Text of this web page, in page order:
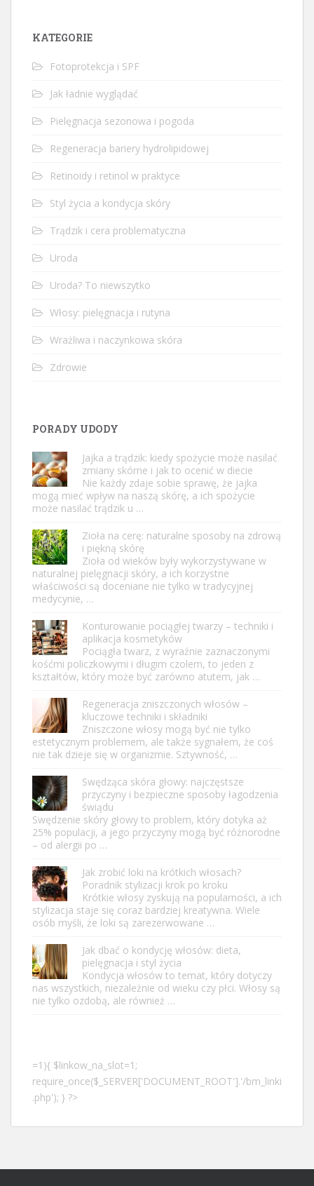
KATEGORIE
Fotoprotekcja i SPF
Jak ładnie wyglądać
Pielęgnacja sezonowa i pogoda
Regeneracja bariery hydrolipidowej
Retinoidy i retinol w praktyce
Styl życia a kondycja skóry
Trądzik i cera problematyczna
Uroda
Uroda? To niewszytko
Włosy: pielęgnacja i rutyna
Wrażliwa i naczynkowa skóra
Zdrowie
PORADY UDODY
Jajka a trądzik: kiedy spożycie może nasilać
zmiany skórne i jak to ocenić w diecie
Nie każdy zdaje sobie sprawę, że jajka
mogą mieć wpływ na naszą skórę, a ich spożycie
może nasilać trądzik u …
Zioła na cerę: naturalne sposoby na zdrową
i piękną skórę
Zioła od wieków były wykorzystywane w
naturalnej pielęgnacji skóry, a ich korzystne
właściwości są doceniane nie tylko w tradycyjnej
medycynie, …
Konturowanie pociągłej twarzy – techniki i
aplikacja kosmetyków
Pociągła twarz, z wyraźnie zaznaczonymi
kośćmi policzkowymi i długim czolem, to jeden z
kształtów, który może być zarówno atutem, jak …
Regeneracja zniszczonych włosów –
kluczowe techniki i składniki
Zniszczone włosy mogą być nie tylko
estetycznym problemem, ale także sygnałem, że coś
nie tak dzieje się w organizmie. Sztywność, …
Swędząca skóra głowy: najczęstsze
przyczyny i bezpieczne sposoby łagodzenia
świądu
Swędzenie skóry głowy to problem, który dotyka aż
25% populacji, a jego przyczyny mogą być różnorodne
– od alergii po …
Jak zrobić loki na krótkich włosach?
Poradnik stylizacji krok po kroku
Krótkie włosy zyskują na popularności, a ich
stylizacja staje się coraz bardziej kreatywna. Wiele
osób myśli, że loki są zarezerwowane …
Jak dbać o kondycję włosów: dieta,
pielęgnacja i styl życia
Kondycja włosów to temat, który dotyczy
nas wszystkich, niezależnie od wieku czy płci. Włosy są
nie tylko ozdobą, ale również …
=1){ $linkow_na_slot=1;
require_once($_SERVER['DOCUMENT_ROOT'].'/bm_linki
.php'); } ?>